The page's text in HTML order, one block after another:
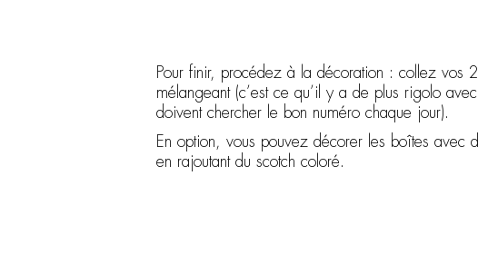
Pour finir, procédez à la décoration : collez vos
mélangeant (c’est ce qu’il y a de plus rigolo
doivent chercher le bon numéro chaque jour).
En option, vous pouvez décorer les boîtes avec
en rajoutant du scotch coloré.